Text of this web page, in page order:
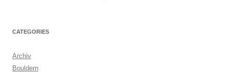
CATEGORIES
Archiv
Bouldern